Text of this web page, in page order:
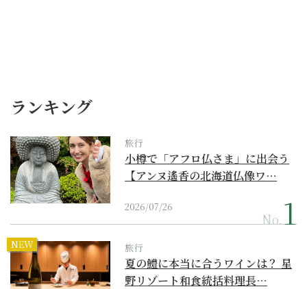
ランキング
旅行
小樽で「アフロ仏さま」に出会う
【アンヌ遙香の北海道仏像ワ…
2026/07/26
No.
NEW 旅行
夏の鱧に本当に合うワインは？ 星
野リゾート和食統括料理長…